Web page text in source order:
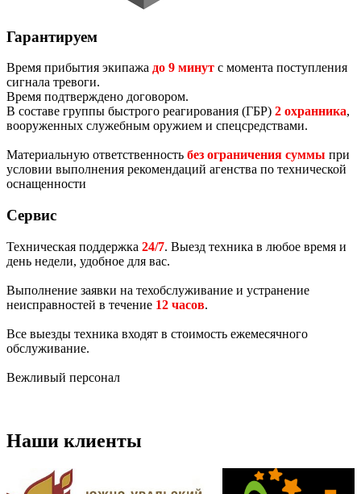
Гарантируем
Время прибытия экипажа до 9 минут с момента поступления
сигнала тревоги.
Время подтверждено договором.
В составе группы быстрого реагирования (ГБР) 2 охранника,
вооруженных служебным оружием и спецсредствами.
Материальную ответственность без ограничения суммы при
условии выполнения рекомендаций агенства по технической
оснащенности
Сервис
Техническая поддержка 24/7. Выезд техника в любое время и
день недели, удобное для вас.
Выполнение заявки на техобслуживание и устранение
неисправностей в течение 12 часов.
Все выезды техника входят в стоимость ежемесячного
обслуживание.
Вежливый персонал
Наши клиенты